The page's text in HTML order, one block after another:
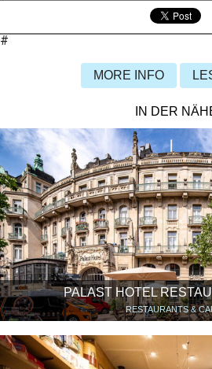
#
MORE INFO
IN DER
PALAST HOTEL
RESTAURANTS &